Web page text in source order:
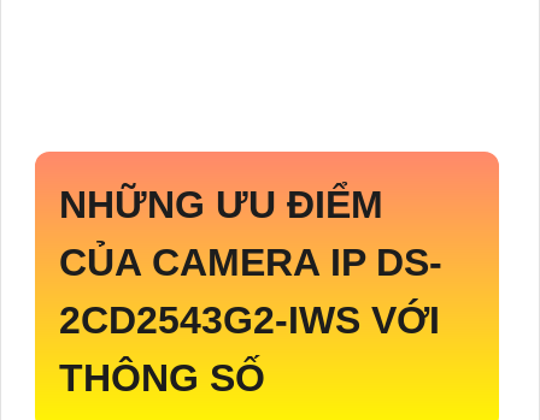
NHỮNG ƯU ĐIỂM
CỦA CAMERA IP DS-
2CD2543G2-IWS VỚI
THÔNG SỐ